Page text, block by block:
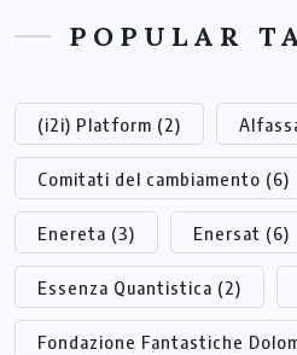
POPULAR
(i2i) Platform (2)
Comitati del cambiamento (6)
Enereta (3) Enersat (6)
Essenza Quantistica (2)
Fondazione Fantastiche